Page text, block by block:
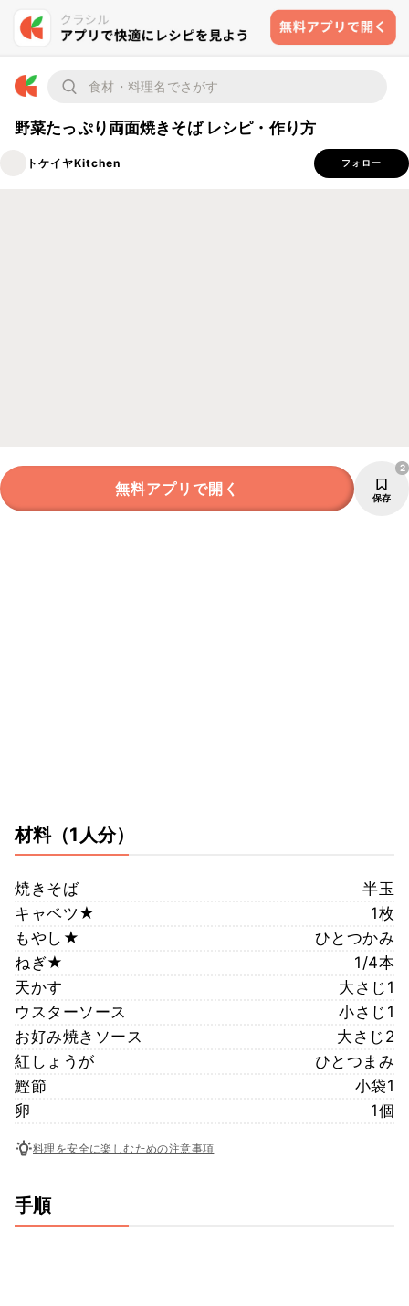
野菜たっぷり両面焼きそば レシピ・作り方
トケイヤKitchen フォロー
無料アプリで開く 保存
2
材料（1人分）
焼きそば
半玉
キャベツ★
1枚
もやし★
ひとつかみ
ねぎ★
1/4本
天かす
大さじ1
ウスターソース
小さじ1
お好み焼きソース
大さじ2
紅しょうが
ひとつまみ
鰹節
小袋1
卵
1個
料理を安全に楽しむための注意事項
手順